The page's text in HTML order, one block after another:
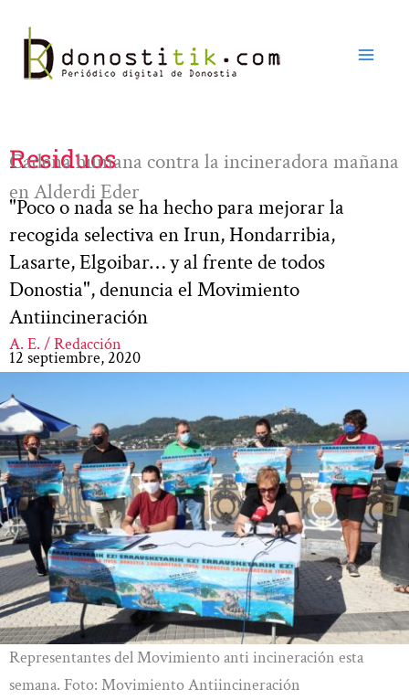
contenido
Residuos
Cadena humana contra la incineradora mañana
en Alderdi Eder
"Poco o nada se ha hecho para mejorar la
recogida selectiva en Irun, Hondarribia,
Lasarte, Elgoibar… y al frente de todos
Donostia", denuncia el Movimiento
Antiincineración
A. E. / Redacción
12 septiembre, 2020
Representantes del Movimiento anti incineración esta
semana. Foto: Movimiento Antiincineración